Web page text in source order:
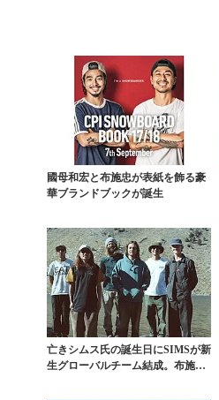
國母和宏と布施忠が表紙を飾る豪
華ブランドブックが誕生
亡きシムス氏の誕生日にSIMSが新
生グローバルチーム結成。布施忠